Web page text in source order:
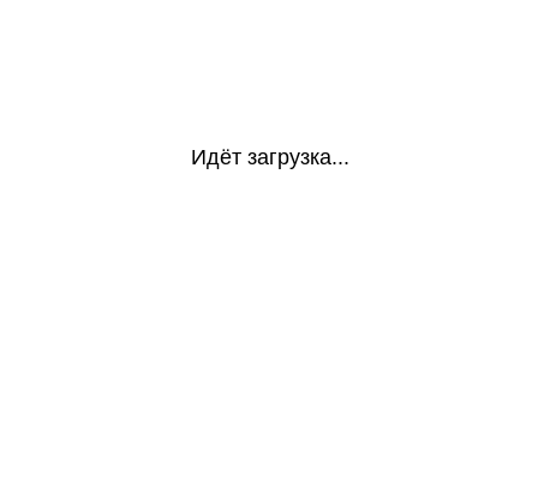
Идёт загрузка...